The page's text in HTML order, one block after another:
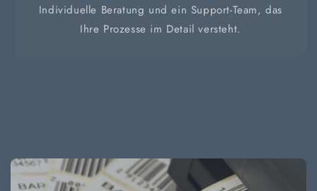
Individuelle Beratung und ein Support-Team, das
Ihre Prozesse im Detail versteht.